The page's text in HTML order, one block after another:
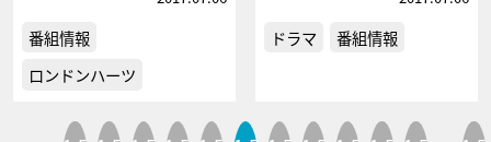
番組情報
ロンドンハーツ
ドラマ 番組情報